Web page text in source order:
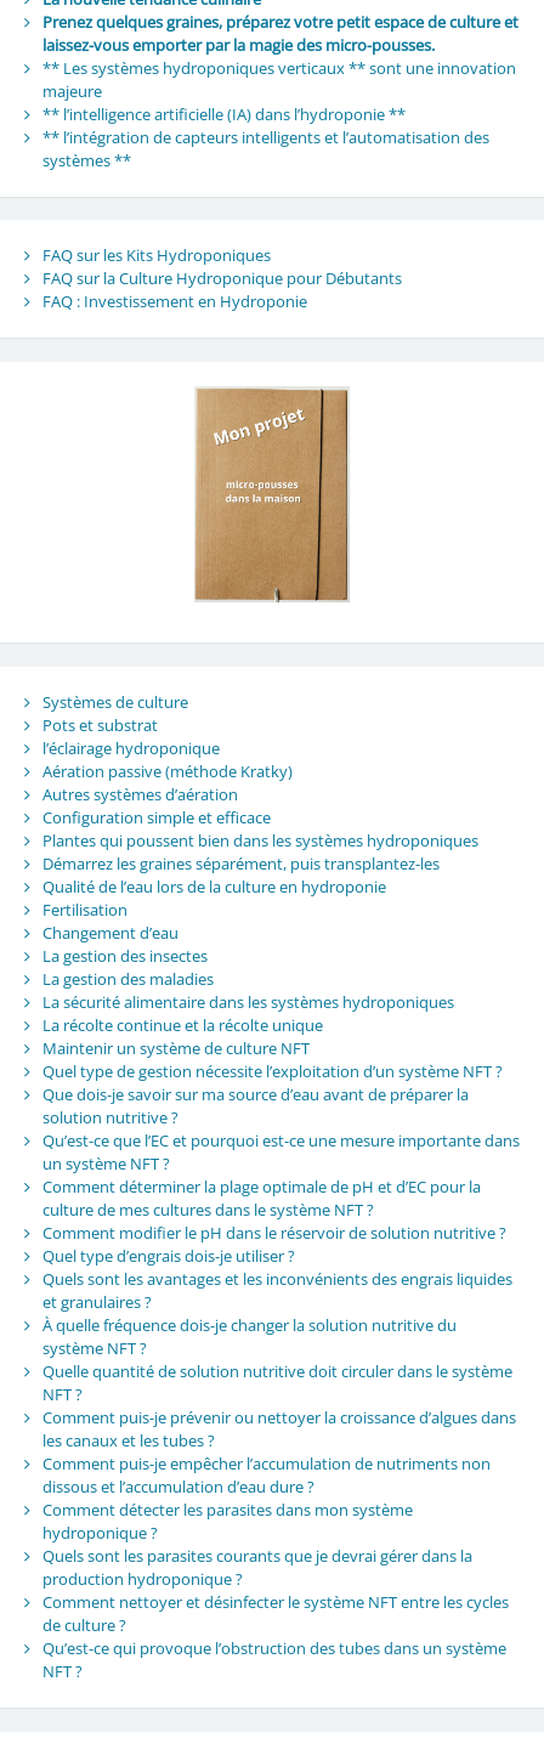
Prenez quelques graines, préparez votre petit espace de culture et
laissez-vous emporter par la magie des micro-pousses.
** Les systèmes hydroponiques verticaux ** sont une innovation
majeure
** l’intelligence artificielle (IA) dans l’hydroponie **
** l’intégration de capteurs intelligents et l’automatisation des
systèmes **
FAQ sur les Kits Hydroponiques
FAQ sur la Culture Hydroponique pour Débutants
FAQ : Investissement en Hydroponie
Systèmes de culture
Pots et substrat
l’éclairage hydroponique
Aération passive (méthode Kratky)
Autres systèmes d’aération
Configuration simple et efficace
Plantes qui poussent bien dans les systèmes hydroponiques
Démarrez les graines séparément, puis transplantez-les
Qualité de l’eau lors de la culture en hydroponie
Fertilisation
Changement d’eau
La gestion des insectes
La gestion des maladies
La sécurité alimentaire dans les systèmes hydroponiques
La récolte continue et la récolte unique
Maintenir un système de culture NFT
Quel type de gestion nécessite l’exploitation d’un système NFT ?
Que dois-je savoir sur ma source d’eau avant de préparer la
solution nutritive ?
Qu’est-ce que l’EC et pourquoi est-ce une mesure importante dans
un système NFT ?
Comment déterminer la plage optimale de pH et d’EC pour la
culture de mes cultures dans le système NFT ?
Comment modifier le pH dans le réservoir de solution nutritive ?
Quel type d’engrais dois-je utiliser ?
Quels sont les avantages et les inconvénients des engrais liquides
et granulaires ?
À quelle fréquence dois-je changer la solution nutritive du
système NFT ?
Quelle quantité de solution nutritive doit circuler dans le système
NFT ?
Comment puis-je prévenir ou nettoyer la croissance d’algues dans
les canaux et les tubes ?
Comment puis-je empêcher l’accumulation de nutriments non
dissous et l’accumulation d’eau dure ?
Comment détecter les parasites dans mon système
hydroponique ?
Quels sont les parasites courants que je devrai gérer dans la
production hydroponique ?
Comment nettoyer et désinfecter le système NFT entre les cycles
de culture ?
Qu’est-ce qui provoque l’obstruction des tubes dans un système
NFT ?